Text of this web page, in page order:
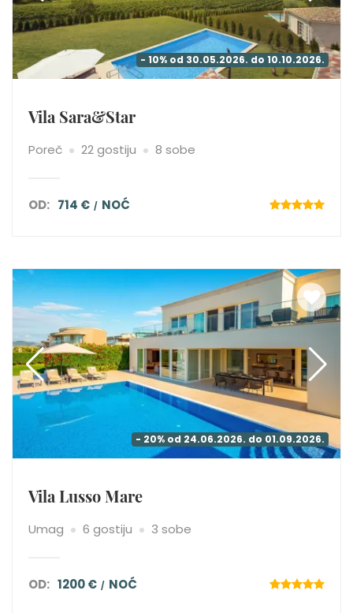
- 10% od 30.05.2026. do 10.10.2026.
Vila Sara&Star
Poreč 22 gostiju 8 sobe
OD: 714 € NOĆ
- 20% od 24.06.2026. do 01.09.2026.
Vila Lusso Mare
Umag 6 gostiju 3 sobe
OD: 1200 € NOĆ